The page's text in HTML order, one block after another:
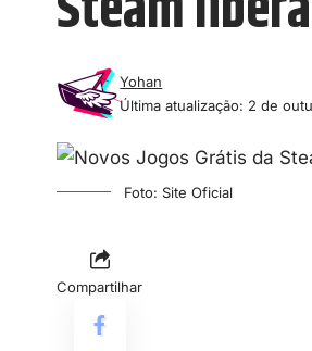
Última atualização: 2 de
Yohan
Foto: Site Oficial
Compartilhar